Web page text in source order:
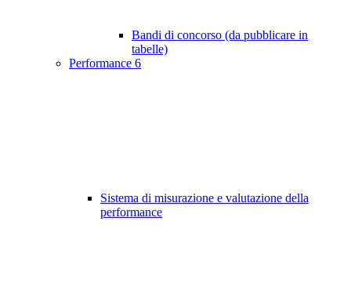
Bandi di concorso (da pubblicare in
tabelle)
Performance 6
Sistema di misurazione e valutazione della
performance